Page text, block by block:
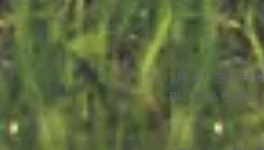
7月より施術料
申し訳ありませ